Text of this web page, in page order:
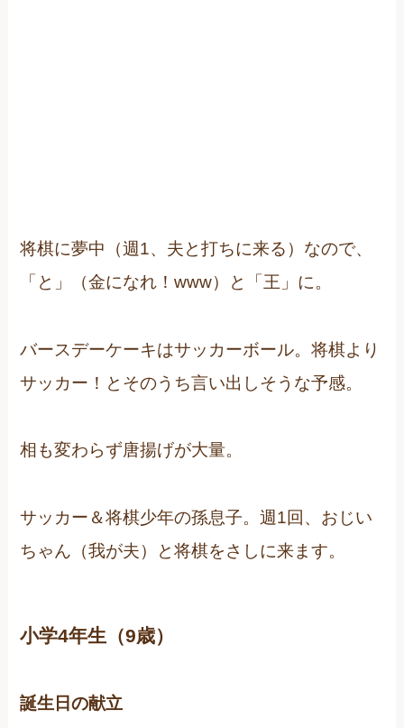
将棋に夢中（週1、夫と打ちに来る）なので、
「と」（金になれ！www）と「王」に。
バースデーケーキはサッカーボール。将棋より
サッカー！とそのうち言い出しそうな予感。
相も変わらず唐揚げが大量。
サッカー＆将棋少年の孫息子。週1回、おじい
ちゃん（我が夫）と将棋をさしに来ます。
小学4年生（9歳）
誕生日の献立